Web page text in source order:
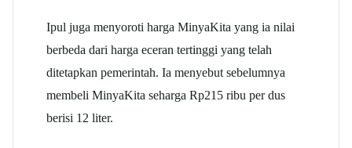
Ipul juga menyoroti harga MinyaKita yang ia nilai
berbeda dari harga eceran tertinggi yang telah
ditetapkan pemerintah. Ia menyebut sebelumnya
membeli MinyaKita seharga Rp215 ribu per dus
berisi 12 liter.